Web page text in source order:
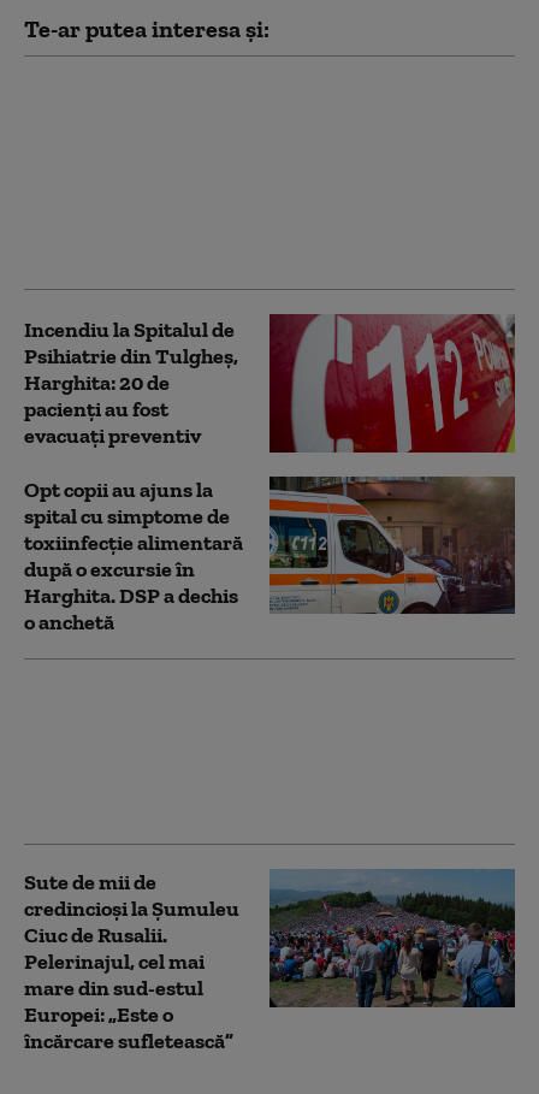
Te-ar putea interesa și:
Incendiu la Spitalul de
Psihiatrie din Tulgheş,
Harghita: 20 de
pacienţi au fost
evacuaţi preventiv
Opt copii au ajuns la
spital cu simptome de
toxiinfecție alimentară
după o excursie în
Harghita. DSP a dechis
o anchetă
Sute de mii de
credincioși la Șumuleu
Ciuc de Rusalii.
Pelerinajul, cel mai
mare din sud-estul
Europei: „Este o
încărcare sufletească”